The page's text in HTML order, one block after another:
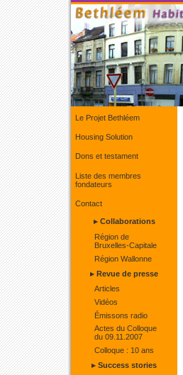
Le Projet Bethléem
Housing Solution
Dons et testament
Liste des membres
fondateurs
Contact
▸ Collaborations
Région de
Bruxelles-Capitale
Région Wallonne
▸ Revue de presse
Articles
Vidéos
Émissons radio
Actes du Colloque
du 09.11.2007
Colloque : 10 ans
▸ Success stories